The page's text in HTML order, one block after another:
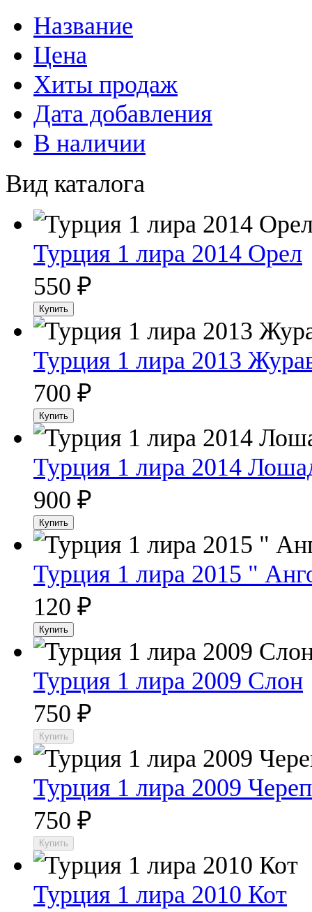
Название
Цена
Хиты продаж
Дата добавления
В наличии
Вид каталога
Турция 1 лира 2014 Орел
550 ₽
Турция 1 лира 2013
700 ₽
Турция 1 лира 2014
900 ₽
Турция 1 лира 2015 "
120 ₽
Турция 1 лира 2009 Слон
750 ₽
Турция 1 лира 2009
750 ₽
Турция 1 лира 2010 Кот